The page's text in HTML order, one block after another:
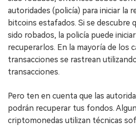
autoridades (policía) para iniciar la
bitcoins estafados. Si se descubre
sido robados, la policía puede
recuperarlos. En la mayoría de los
transacciones se rastrean
transacciones.
Pero ten en cuenta que las
podrán recuperar tus fondos.
criptomonedas utilizan técnicas